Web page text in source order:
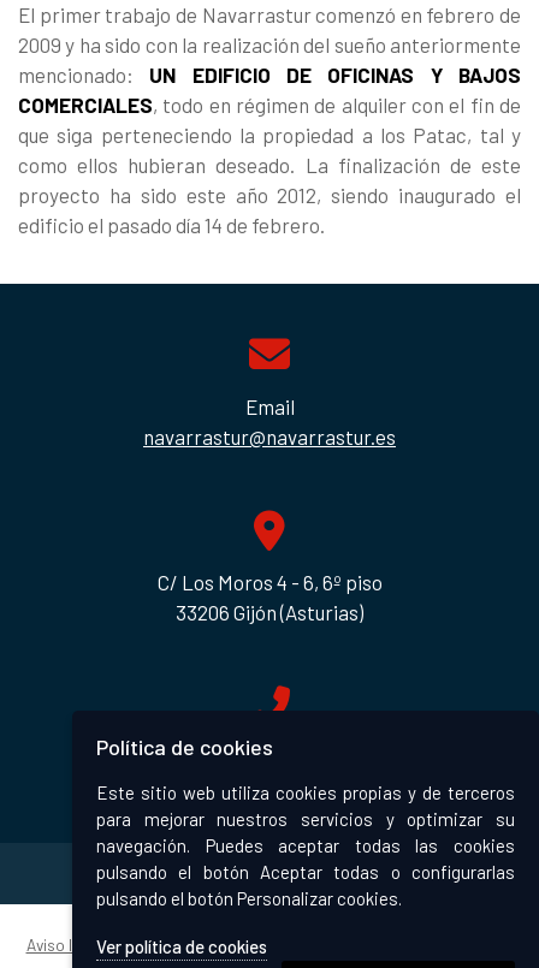
El primer trabajo de Navarrastur comenzó en febrero de
2009 y ha sido con la realización del sueño anteriormente
mencionado: UN EDIFICIO DE OFICINAS Y BAJOS
COMERCIALES, todo en régimen de alquiler con el fin de
que siga perteneciendo la propiedad a los Patac, tal y
como ellos hubieran deseado. La finalización de este
proyecto ha sido este año 2012, siendo inaugurado el
edificio el pasado día 14 de febrero.
Email
navarrastur@navarrastur.es
C/ Los Moros 4 - 6, 6º piso
33206 Gijón (Asturias)
Llámanos
656 305 131
Aviso legal|Política de privacidad|
Política de cookies
Este sitio web utiliza cookies propias y de terceros
para mejorar nuestros servicios y optimizar su
navegación. Puedes aceptar todas las cookies
pulsando el botón Aceptar todas o configurarlas
pulsando el botón Personalizar cookies.
Ver política de cookies